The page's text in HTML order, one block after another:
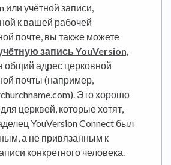
или учётной записи,
к вашей рабочей
почте, вы также можете
запись YouVersion,
общий адрес церковной
почты (например,
Это хорошо
церквей, которые хотят,
YouVersion Connect был
а не привязанным к
конкретного человека.